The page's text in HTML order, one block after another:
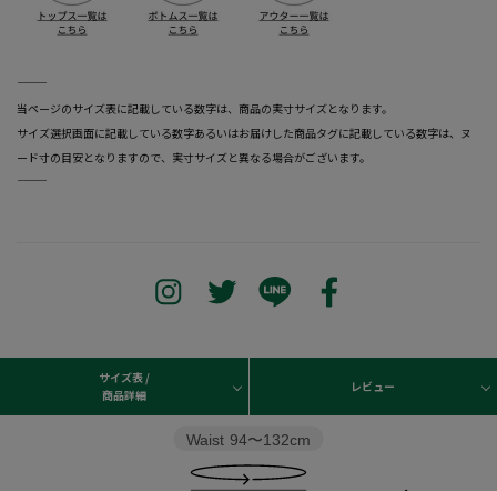
―――――――――――――――――――――――
当ページのサイズ表に記載している数字は、商品の実寸サイズとなります。
サイズ選択画面に記載している数字あるいはお届けした商品タグに記載している数字は、ヌ
ード寸の目安となりますので、実寸サイズと異なる場合がございます。
―――――――――――――――――――――――
サイズ表 /
商品詳細
レビュー
Waist 94〜132cm